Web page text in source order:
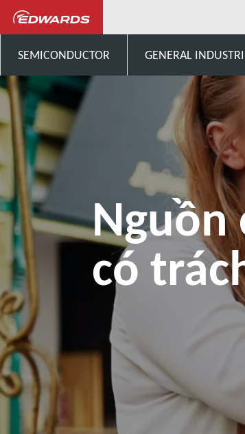
SEMICONDUCTOR GENERAL
Nguồn
có